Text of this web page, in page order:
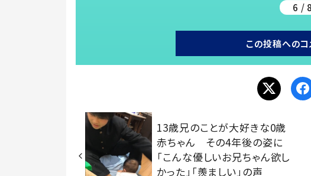
6 / 8
この投稿へのコ
13歳兄のことが大好きな0歳
赤ちゃん その4年後の姿に
「こんな優しいお兄ちゃん欲し
かった」「羨ましい」の声